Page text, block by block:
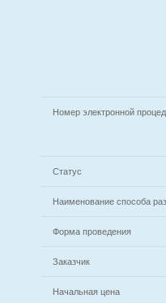
Номер электронной
Статус
Наименование способа
Форма проведения
Заказчик
Начальная цена